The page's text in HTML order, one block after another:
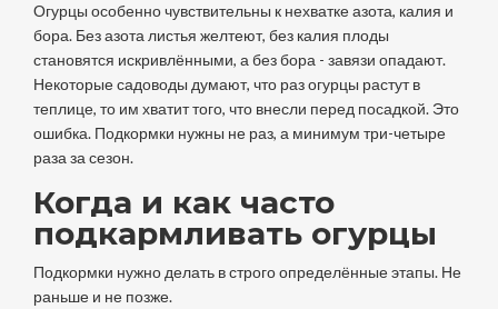
Огурцы особенно чувствительны к нехватке азота, калия и
бора. Без азота листья желтеют, без калия плоды
становятся искривлёнными, а без бора - завязи опадают.
Некоторые садоводы думают, что раз огурцы растут в
теплице, то им хватит того, что внесли перед посадкой. Это
ошибка. Подкормки нужны не раз, а минимум три-четыре
раза за сезон.
Когда и как часто
подкармливать огурцы
Подкормки нужно делать в строго определённые этапы. Не
раньше и не позже.